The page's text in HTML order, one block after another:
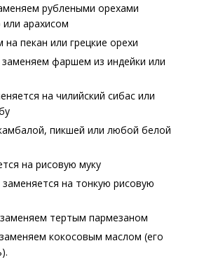
рублеными орехами
арахисом
пекан или грецкие орехи
фаршем из индейки или
на чилийский сибас или
пикшей или любой белой
на рисовую муку
на тонкую рисовую
тертым пармезаном
кокосовым маслом (его